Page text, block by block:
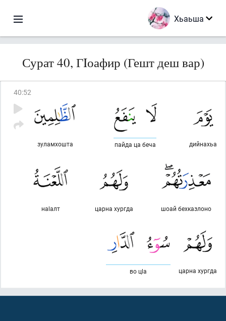
Хьаьша
Сурат 40, ГIоафир (Гешт деш вар)
40:52
дийнахьа
пайда ца беча
зуламхошта
шоай бехказлоно
царна хургда
наlалт
царна хургда
во цlа